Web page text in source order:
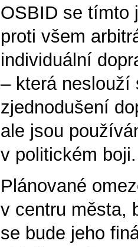
OSBID se tímto
proti všem
individuální
– která neslouží
zjednodušení
ale jsou
v politickém boji.
Plánované
v centru města,
se bude jeho